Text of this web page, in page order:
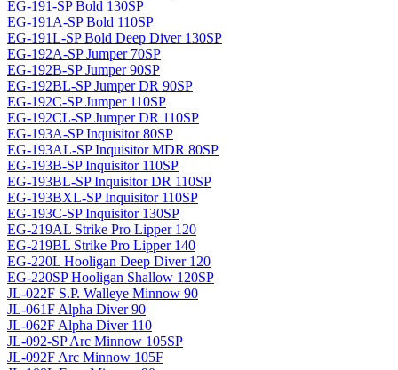
EG-191-SP Bold 130SP
EG-191A-SP Bold 110SP
EG-191L-SP Bold Deep Diver 130SP
EG-192A-SP Jumper 70SP
EG-192B-SP Jumper 90SP
EG-192BL-SP Jumper DR 90SP
EG-192C-SP Jumper 110SP
EG-192CL-SP Jumper DR 110SP
EG-193A-SP Inquisitor 80SP
EG-193AL-SP Inquisitor MDR 80SP
EG-193B-SP Inquisitor 110SP
EG-193BL-SP Inquisitor DR 110SP
EG-193BXL-SP Inquisitor 110SP
EG-193C-SP Inquisitor 130SP
EG-219AL Strike Pro Lipper 120
EG-219BL Strike Pro Lipper 140
EG-220L Hooligan Deep Diver 120
EG-220SP Hooligan Shallow 120SP
JL-022F S.P. Walleye Minnow 90
JL-061F Alpha Diver 90
JL-062F Alpha Diver 110
JL-092-SP Arc Minnow 105SP
JL-092F Arc Minnow 105F